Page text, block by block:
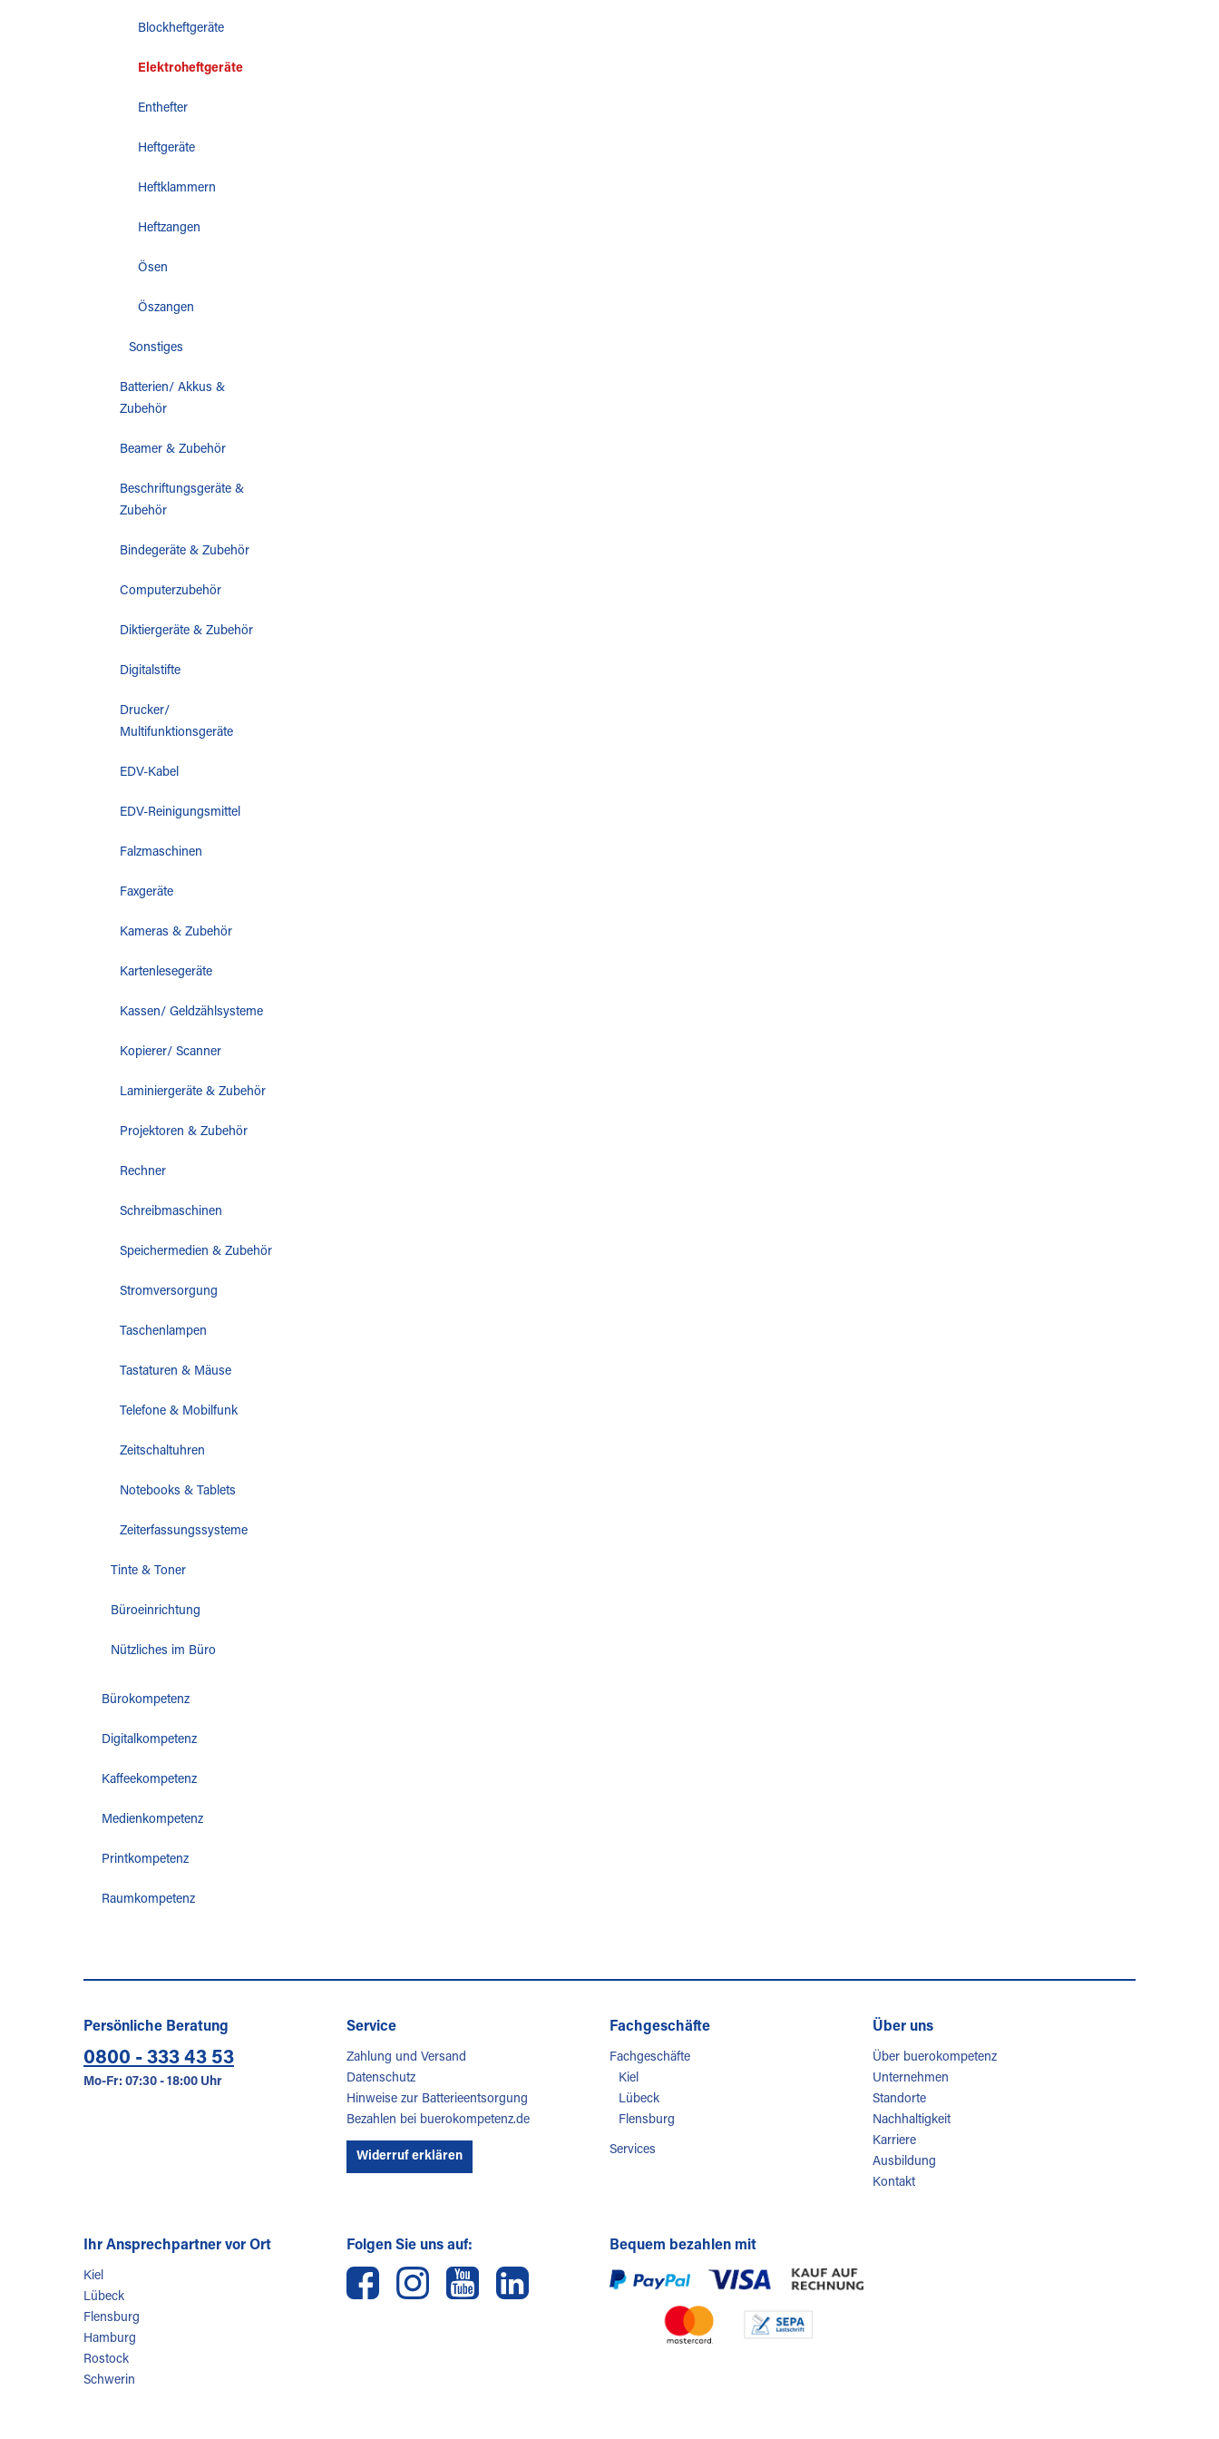
Blockheftgeräte
Elektroheftgeräte
Enthefter
Heftgeräte
Heftklammern
Heftzangen
Ösen
Öszangen
Sonstiges
Batterien/ Akkus &
Zubehör
Beamer & Zubehör
Beschriftungsgeräte &
Zubehör
Bindegeräte & Zubehör
Computerzubehör
Diktiergeräte & Zubehör
Digitalstifte
Drucker/
Multifunktionsgeräte
EDV-Kabel
EDV-Reinigungsmittel
Falzmaschinen
Faxgeräte
Kameras & Zubehör
Kartenlesegeräte
Kassen/ Geldzählsysteme
Kopierer/ Scanner
Laminiergeräte & Zubehör
Projektoren & Zubehör
Rechner
Schreibmaschinen
Speichermedien & Zubehör
Stromversorgung
Taschenlampen
Tastaturen & Mäuse
Telefone & Mobilfunk
Zeitschaltuhren
Notebooks & Tablets
Zeiterfassungssysteme
Tinte & Toner
Büroeinrichtung
Nützliches im Büro
Bürokompetenz
Digitalkompetenz
Kaffeekompetenz
Medienkompetenz
Printkompetenz
Raumkompetenz
Persönliche Beratung
0800 - 333 43 53
Mo-Fr: 07:30 - 18:00 Uhr
Service
Zahlung und Versand
Datenschutz
Hinweise zur Batterieentsorgung
Bezahlen bei buerokompetenz.de
Widerruf erklären
Fachgeschäfte
Fachgeschäfte
Kiel
Lübeck
Flensburg
Services
Über uns
Über buerokompetenz
Unternehmen
Standorte
Nachhaltigkeit
Karriere
Ausbildung
Kontakt
Ihr Ansprechpartner vor Ort
Kiel
Lübeck
Flensburg
Hamburg
Rostock
Schwerin
Folgen Sie uns auf: Bequem bezahlen mit